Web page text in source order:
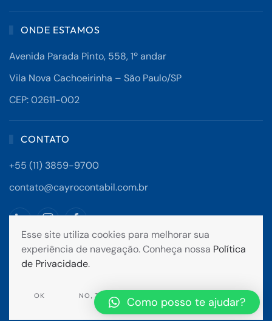
ONDE ESTAMOS
Avenida Parada Pinto, 558, 1º andar
Vila Nova Cachoeirinha – São Paulo/SP
CEP: 02611-002
CONTATO
+55 (11) 3859-9700
contato@cayrocontabil.com.br
Todos os direitos reservados - 2024
Como posso te ajudar?
Esse site utiliza cookies para melhorar sua
experiência de navegação. Conheça nossa Política
de Privacidade.
OK NO, THANKS